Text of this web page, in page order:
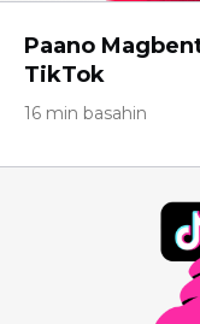
Paano
TikTok
16 min basahin